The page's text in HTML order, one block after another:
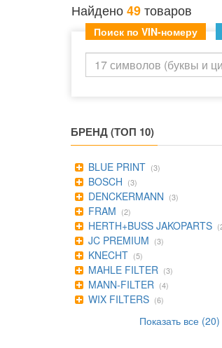
Найдено49товаров
Поиск по VIN-номеру
БРЕНД (ТОП 10)
BLUE PRINT (3)
BOSCH (3)
DENCKERMANN (3)
FRAM (2)
HERTH+BUSS JAKOPARTS
JC PREMIUM (3)
KNECHT (5)
MAHLE FILTER (3)
MANN-FILTER (4)
WIX FILTERS (6)
Показать все (20)